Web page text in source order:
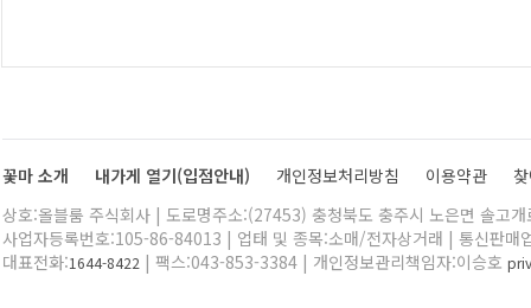
꽃마 소개 내가게 열기(입점안내) 개인정보처리방침 이용약관
상호:올블룸 주식회사 | 도로명주소:(27453) 충청북도 충주시 노은면 솔고
사업자등록번호:105-86-84013 | 업태 및 종목:소매/전자상거래 | 통신판매
대표전화:1644-8422 | 팩스:043-853-3384 | 개인정보관리책임자:이승호